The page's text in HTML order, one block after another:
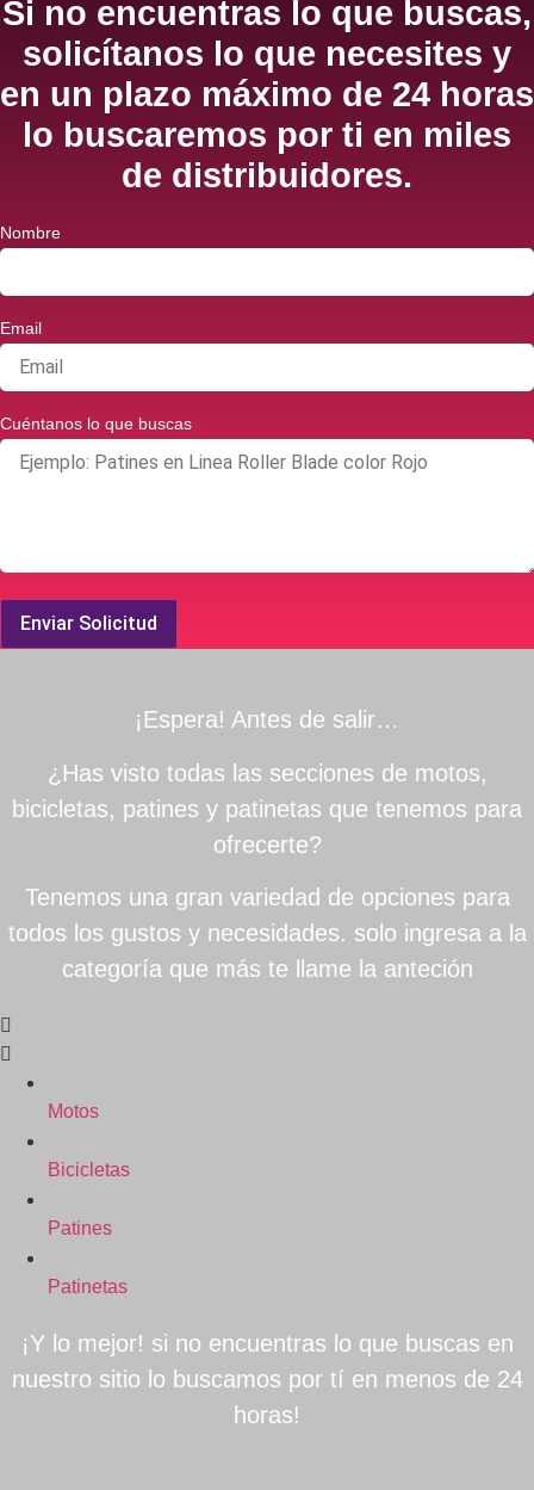
Si no encuentras lo que buscas,
solicítanos lo que necesites y
en un plazo máximo de 24 horas
lo buscaremos por ti en miles
de distribuidores.
Nombre
Email
Cuéntanos lo que buscas
Enviar Solicitud
¡Espera! Antes de salir…
¿Has visto todas las secciones de motos,
bicicletas, patines y patinetas que tenemos para
ofrecerte?
Tenemos una gran variedad de opciones para
todos los gustos y necesidades. solo ingresa a la
categoría que más te llame la anteción
Motos
Bicicletas
Patines
Patinetas
¡Y lo mejor! si no encuentras lo que buscas en
nuestro sitio lo buscamos por tí en menos de 24
horas!